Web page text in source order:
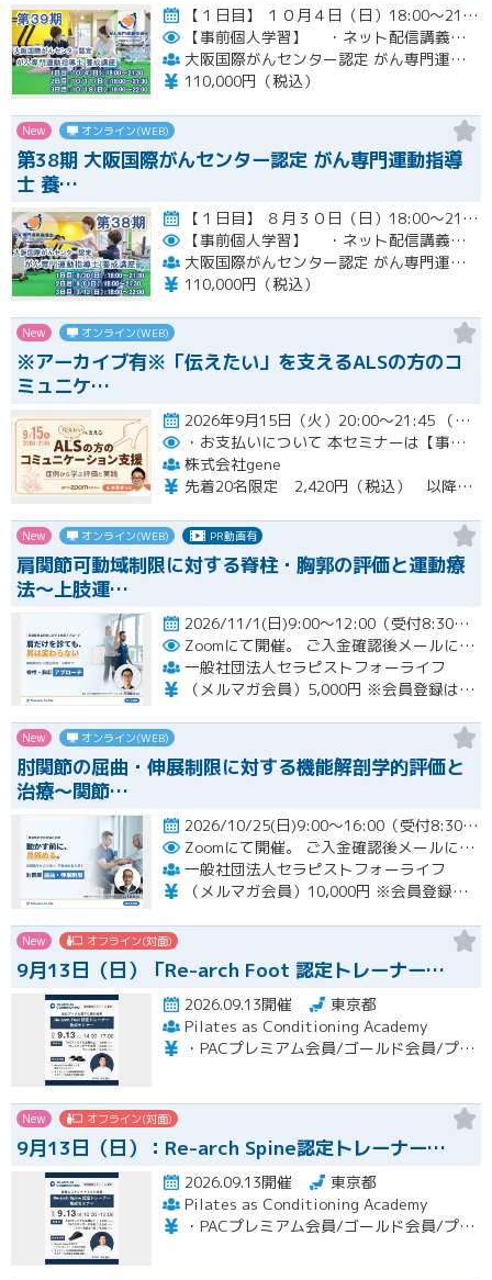
【１日目】 １０月４日（日）18:00～21:30 ［ 集合学習の内容 ］ ① 開講式 ② カウンセリングの実…開催
【事前個人学習】
・ネット配信講義の動画ＵＲＬをお知らせします。
大阪国際がんセンター認定 がん専門運動指導士 事務局
110,000円（税込）
New オンライン(WEB)
第38期 大阪国際がんセンター認定 がん専門運動指導
士 養…
【１日目】 ８月３０日（日）18:00～21:30 ［ 集合学習の内容 ］ ① 開講式 ② カウンセリングの実…開催
【事前個人学習】
・ネット配信講義の動画ＵＲＬをお知らせします。
大阪国際がんセンター認定 がん専門運動指導士 事務局
110,000円（税込）
New オンライン(WEB)
※アーカイブ有※「伝えたい」を支えるALSの方のコ
ミュニケ…
2026年9月15日（火）20:00～21:45 （受付開始時間 19:45）開催
・お支払いについて 本セミナーは【事前支払い（クレジットカード・銀行振込）】です。
株式会社gene
先着20名限定 2,420円（税込） 以降3,000円（税込） ※お支払い方法：クレジットカード・銀行振込 【キャンセルについて】 決済後はいかなる理由でも返金はいたしませんのでご了承ください。 受講料をお支払いいただいた方には、後日アーカイブの視聴URLをお送りいたします。
New オンライン(WEB) PR動画有
肩関節可動域制限に対する脊柱・胸郭の評価と運動療
法〜上肢運…
2026/11/1(日)9:00～12:00（受付8:30～）開催
Zoomにて開催。
ご入金確認後メールにてURLをお知らせいたします。
一般社団法人セラピストフォーライフ
（メルマガ会員）5,000円 ※会員登録はホームページより無料で行って頂けます。 会員限定特典あり！
New オンライン(WEB)
肘関節の屈曲・伸展制限に対する機能解剖学的評価と
治療～関節…
2026/10/25(日)9:00～16:00（受付8:30～） （※途中、１時間のお昼休憩あり）開催
Zoomにて開催。
ご入金確認後メールにてURLをお知らせいたします。
一般社団法人セラピストフォーライフ
（メルマガ会員）10,000円 ※会員登録はホームページより無料で行って頂けます。 会員限定特典あり！
New オフライン(対面)
9月13日（日）「Re-arch Foot 認定トレーナー…
2026.09.13開催
東京都
Pilates as Conditioning Academy
・PACプレミアム会員/ゴールド会員/プラチナ会員：9,900円（税込） ・PACスタンダード会員：13,200円（税込） ・フリー会員：16,500円（税込）
New オフライン(対面)
9月13日（日）：Re-arch Spine認定トレーナー…
2026.09.13開催
東京都
Pilates as Conditioning Academy
・PACプレミアム会員/ゴールド会員/プラチナ会員：9,900円（税込） ・PACスタンダード会員：13,200円（税込） ・フリー会員：16,500円（税込）